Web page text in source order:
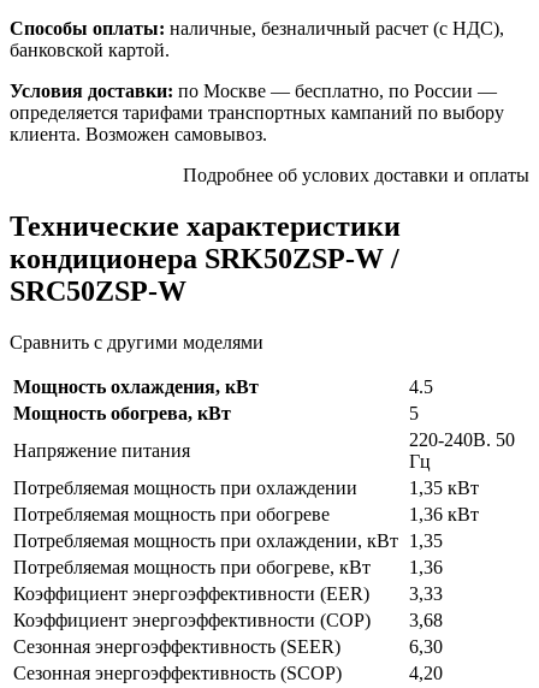
Способы оплаты: наличные, безналичный расчет (с НДС),
банковской картой.
Условия доставки: по Москве — бесплатно, по России —
определяется тарифами транспортных кампаний по выбору
клиента. Возможен самовывоз.
Подробнее об услових доставки и оплаты
Технические характеристики
кондиционера SRK50ZSP-W /
SRC50ZSP-W
Сравнить с другими моделями
Мощность охлаждения, кВт
4.5
Мощность обогрева, кВт
5
Напряжение питания
220-240В. 50
Гц
Потребляемая мощность при охлаждении
1,35 кВт
Потребляемая мощность при обогреве
1,36 кВт
Потребляемая мощность при охлаждении, кВт 1,35
Потребляемая мощность при обогреве, кВт
1,36
Коэффициент энергоэффективности (EER)
3,33
Коэффициент энергоэффективности (COP)
3,68
Сезонная энергоэффективность (SEER)
6,30
Сезонная энергоэффективность (SCOP)
4,20